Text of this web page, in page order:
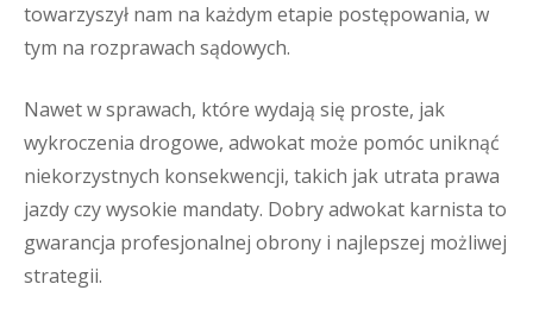
towarzyszył nam na każdym etapie postępowania, w
tym na rozprawach sądowych.
Nawet w sprawach, które wydają się proste, jak
wykroczenia drogowe, adwokat może pomóc uniknąć
niekorzystnych konsekwencji, takich jak utrata prawa
jazdy czy wysokie mandaty. Dobry adwokat karnista to
gwarancja profesjonalnej obrony i najlepszej możliwej
strategii.